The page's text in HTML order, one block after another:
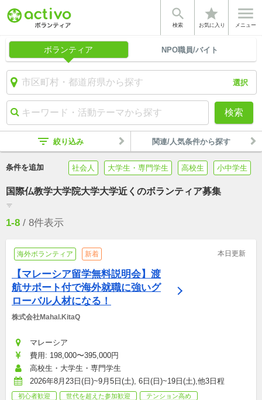

検索
star
お気に入り

メニュー
ボランティア NPO職員/バイト
選択
検索
filter_list 絞り込み 関連/人気条件から探す
条件を追加 社会人 大学生・専門学生 高校生 小中学生
国際仏教学大学院大学大学近くのボランティア募集
filter_list
1-8 / 8件表示
海外ボランティア 新着 本日更新
【マレーシア留学無料説明会】渡
航サポート付で海外就職に強いグ
ローバル人材になる！
株式会社Mahal.KitaQ
マレーシア
費用: 198,000〜395,000円
高校生・大学生・専門学生
2026年8月23日(日)~9月5日(土), 6日(日)~19日(土),他3日程
初心者歓迎 世代を超えた参加歓迎
テンション高め